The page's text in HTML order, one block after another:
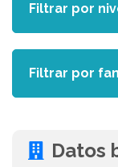
Datos
Filtrar por
Filtrar por